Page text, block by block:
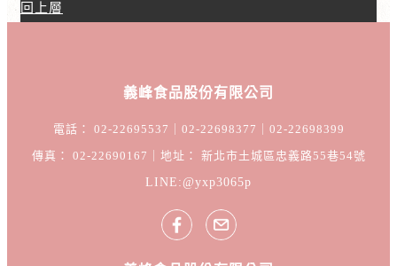
回上層
義峰食品股份有限公司
電話： 02-22695537｜02-22698377｜02-22698399
傳真： 02-22690167｜地址： 新北市土城區忠義路55巷54號
LINE:@yxp3065p